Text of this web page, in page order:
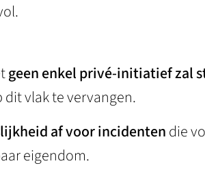
geen enkel privé-initiatief zal
vlak te vervangen.
af voor incidentendie
eigendom.